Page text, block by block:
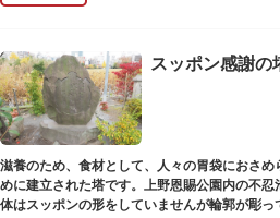
スッポン感謝の
滋養のため、食材として、人々の胃袋におさ
めに建立された塔です。上野恩賜公園内の不
体はスッポンの形をしていませんが輪郭が彫っ